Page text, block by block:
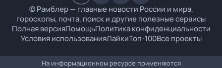
© Рамблер — главные новости России и мира,
гороскопы, почта, поиск и другие полезные сервисы
Полная версияПомощьПолитика конфиденциальности
Условия использованияЛайкиТоп-100Все проекты
На информационном ресурсе применяются